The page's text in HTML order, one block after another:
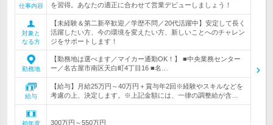
仕事内容
を習得。あなたの適正に合わせて営業デビューしましょう！
対象と
なる方
【未経験＆第二新卒歓迎／学歴不問／20代活躍中】安定して長く
活躍したい方、今の環境を変えたい方、新しいことへのチャレン
ジをサポートします！
勤務地
【勤務地は選べます／マイカー通勤OK！】 ■中央業務センター
ー／名古屋市南区天白町4丁目16 ■名…
給与
【給与】月給25万円～40万円＋賞与年2回※経験やスキルなどを
考慮の上、決定します。※上記金額には、一律の調整給が含…
初年度
300万円～550万円